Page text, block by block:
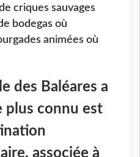
criques sauvages
bodegas où
animées où
des Baléares a
plus connu est
associée à